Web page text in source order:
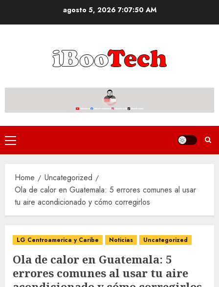
agosto 5, 20267:07:51 AM
Primary
Menu
Home
Uncategorized
Ola de calor en Guatemala: 5 errores comunes al usar
tu aire acondicionado y cómo corregirlos
LG Centroamerica y Caribe Noticias Uncategorized
Ola de calor en Guatemala: 5
errores comunes al usar tu aire